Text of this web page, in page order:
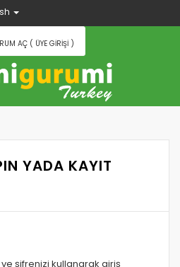
AÇ ( ÜYE GIRIŞI )
YADA KAYIT
şifrenizi kullanarak giriş